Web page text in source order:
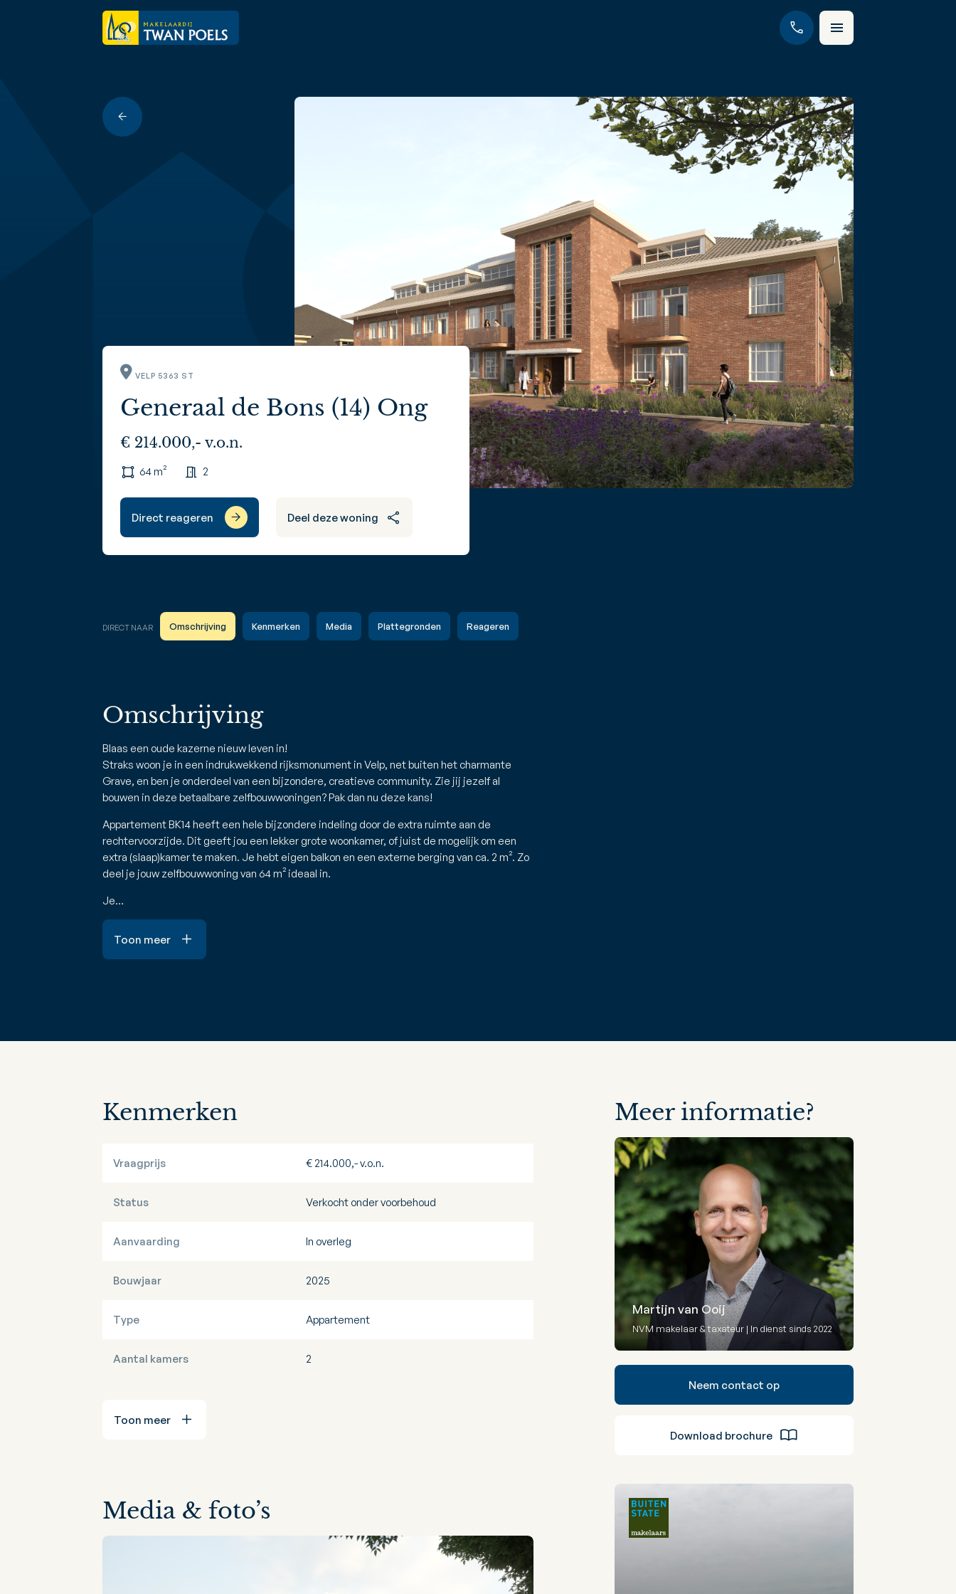
VELP 5363 ST
Generaal de Bons (14) Ong
€ 214.000,- v.o.n.
64 m² 2
Direct reageren Deel deze woning
DIRECT NAAR Omschrijving Kenmerken Media Plattegronden Reageren
Omschrijving
Blaas een oude kazerne nieuw leven in!
Straks woon je in een indrukwekkend rijksmonument in Velp, net buiten het charmante
Grave, en ben je onderdeel van een bijzondere, creatieve community. Zie jij jezelf al
bouwen in deze betaalbare zelfbouwwoningen? Pak dan nu deze kans!
Appartement BK14 heeft een hele bijzondere indeling door de extra ruimte aan de
rechtervoorzijde. Dit geeft jou een lekker grote woonkamer, of juist de mogelijk om een
extra (slaap)kamer te maken. Je hebt eigen balkon en een externe berging van ca. 2 m². Zo
deel je jouw zelfbouwwoning van 64 m² ideaal in.
Je…
Toon meer
Kenmerken
Vraagprijs € 214.000,- v.o.n.
Status Verkocht onder voorbehoud
Aanvaarding In overleg
Bouwjaar 2025
Type Appartement
Aantal kamers 2
Toon meer
Media & foto’s
Meer informatie?
Martijn van Ooij
NVM makelaar & taxateur | In dienst sinds 2022
Neem contact op
Download brochure